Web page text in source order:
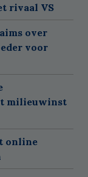
rivaal VS
over
voor
milieuwinst
online